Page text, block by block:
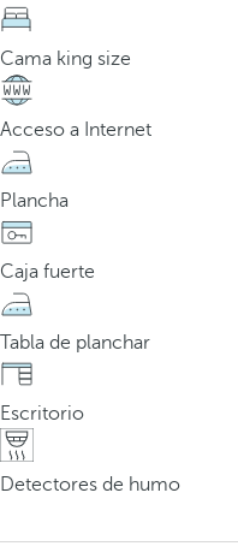
Cama king size
Acceso a Internet
Plancha
Caja fuerte
Tabla de planchar
Escritorio
Detectores de humo